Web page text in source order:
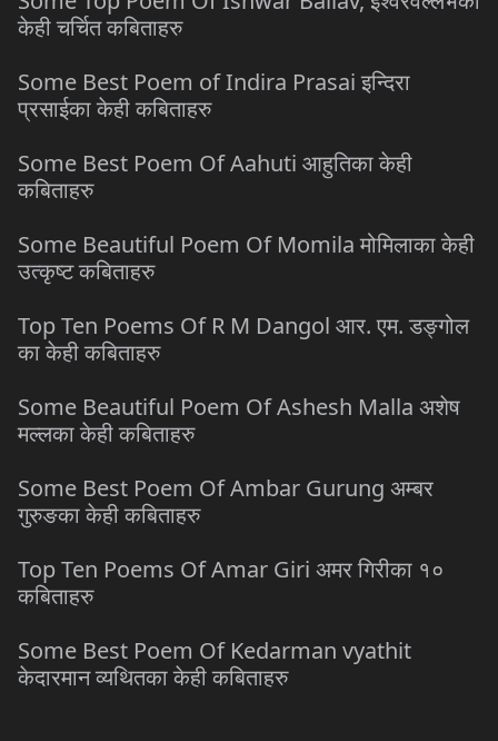
केही चर्चित कबिताहरु
Some Best Poem of Indira Prasai इन्दिरा
प्रसाईका केही कबिताहरु
Some Best Poem Of Aahuti आहुतिका केही
कबिताहरु
Some Beautiful Poem Of Momila मोमिलाका केही
उत्कृष्ट कबिताहरु
Top Ten Poems Of R M Dangol आर. एम. डङ्गोल
का केही कबिताहरु
Some Beautiful Poem Of Ashesh Malla अशेष
मल्लका केही कबिताहरु
Some Best Poem Of Ambar Gurung अम्बर
गुरुङका केही कबिताहरु
Top Ten Poems Of Amar Giri अमर गिरीका १०
कबिताहरु
Some Best Poem Of Kedarman vyathit
केदारमान व्यथितका केही कबिताहरु